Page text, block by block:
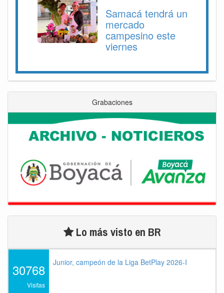
Samacá tendrá un
mercado
campesino este
viernes
Grabaciones
Lo más visto en BR
30768
Visitas
Junior, campeón de la Liga BetPlay 2026-I